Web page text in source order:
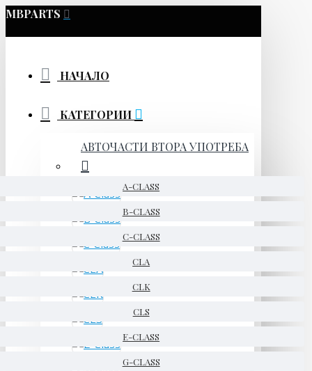
MBPARTS
НАЧАЛО
КАТЕГОРИИ
АВТОЧАСТИ ВТОРА УПОТРЕБА
A-CLASS
B-CLASS
C-CLASS
CLA
CLK
CLS
E-CLASS
G-CLASS